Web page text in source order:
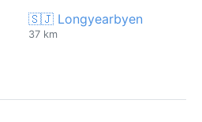
🇸🇯 Longyearbyen
37 km